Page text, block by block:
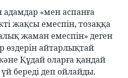
адамдар «мен аспанға
жақсы емеспін, тозаққа
жаман емеспін» деген
өздерін айтарлықтай
Құдай оларға қандай
береді деп ойлайды.